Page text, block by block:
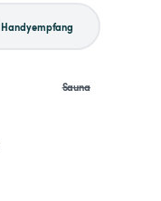
Handyempfang
Sauna